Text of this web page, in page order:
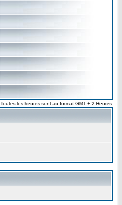
Toutes les heures sont au format GMT + 2 Heures